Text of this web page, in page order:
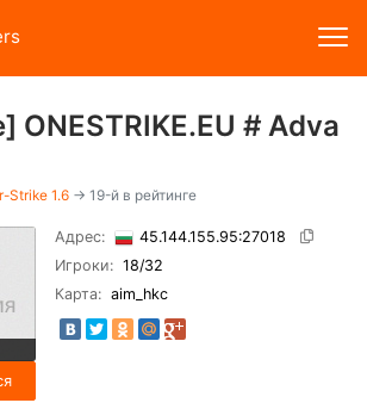
ONESTRIKE.EU # Adva
Strike 1.6 → 19-й в рейтинге
Адрес:
45.144.155.95:27018
Игроки: 18/32
Карта: aim_hkc